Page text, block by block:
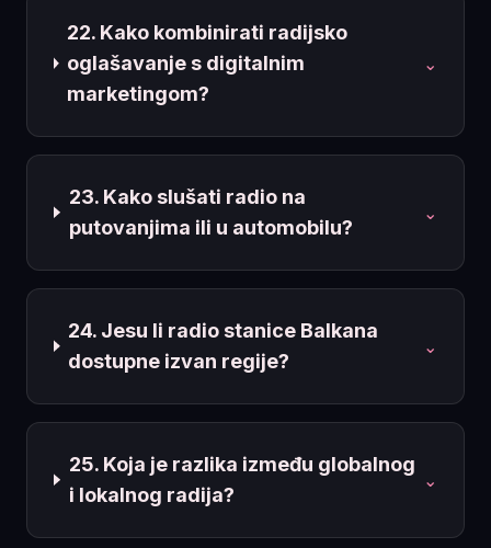
22. Kako kombinirati radijsko
oglašavanje s digitalnim
marketingom?
⌄
23. Kako slušati radio na
putovanjima ili u automobilu?
⌄
24. Jesu li radio stanice Balkana
dostupne izvan regije?
⌄
25. Koja je razlika između globalnog
i lokalnog radija?
⌄